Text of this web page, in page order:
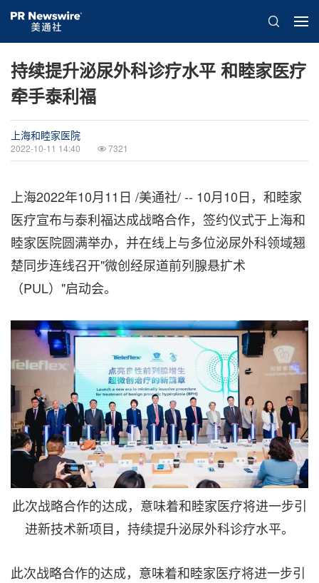
持续提升泌尿外科诊疗水平 和睦家医疗
牵手泰利福
上海和睦家医院
2022-10-11 14:40 7321
上海2022年10月11日 /美通社/ -- 10月10日，和睦家
医疗宣布与泰利福达成战略合作，签约仪式于上海和
睦家医院圆满举办，并在线上与多位泌尿外科领域翘
楚同步连线召开"微创经尿道前列腺悬扩术
（PUL）"启动会。
此次战略合作的达成，意味着和睦家医疗将进一步引
进新技术新项目，持续提升泌尿外科诊疗水平。
此次战略合作的达成，意味着和睦家医疗将进一步引